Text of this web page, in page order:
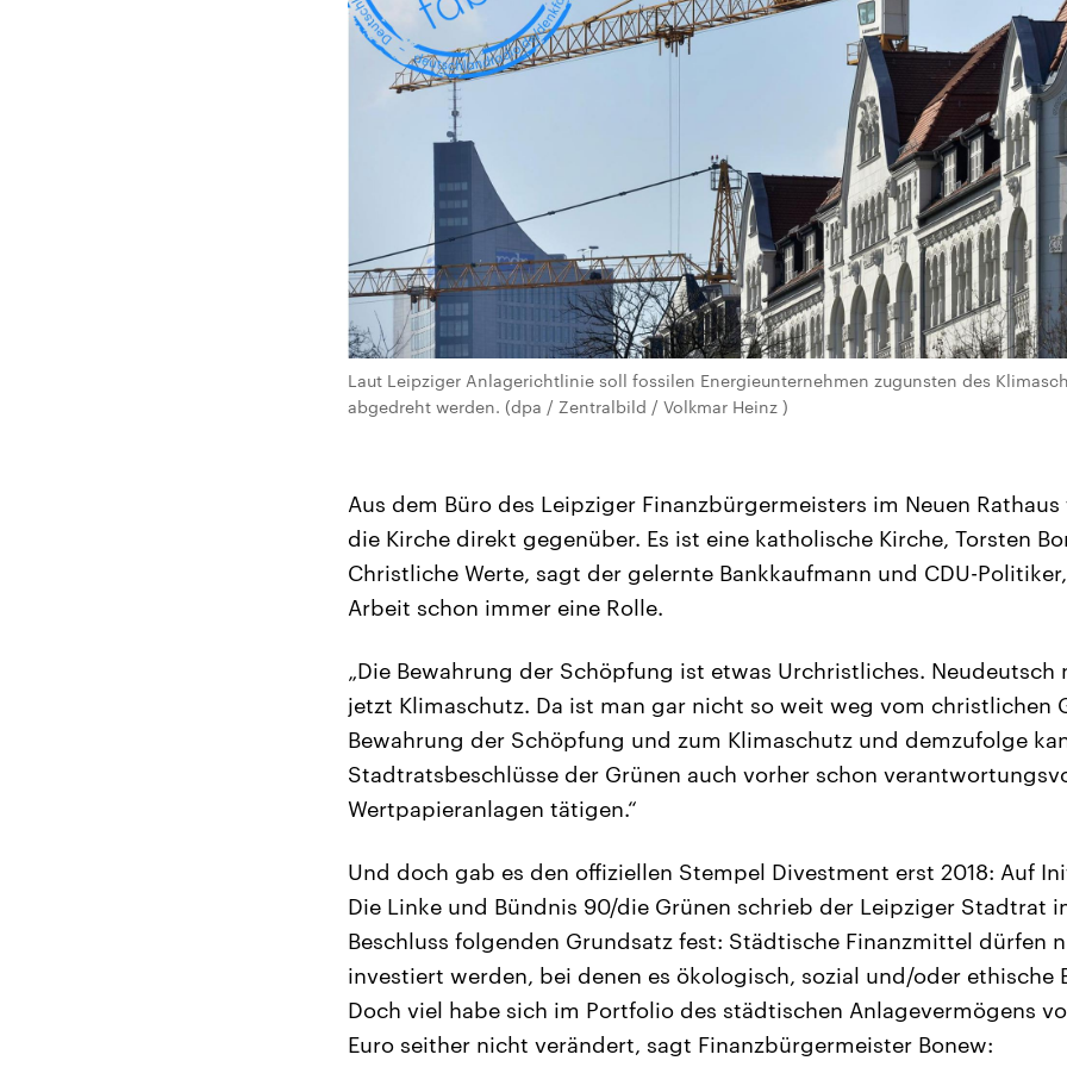
Laut Leipziger Anlagerichtlinie soll fossilen Energieunternehmen zugunsten des
abgedreht werden. (dpa / Zentralbild / Volkmar Heinz )
Aus dem Büro des Leipziger Finanzbürgermeisters im Neuen
die Kirche direkt gegenüber. Es ist eine katholische Kirche, Torsten
Christliche Werte, sagt der gelernte Bankkaufmann und CDU-
Arbeit schon immer eine Rolle.
„Die Bewahrung der Schöpfung ist etwas Urchristliches. Neudeutsch
jetzt Klimaschutz. Da ist man gar nicht so weit weg vom christlichen
Bewahrung der Schöpfung und zum Klimaschutz und demzufolge
Stadtratsbeschlüsse der Grünen auch vorher schon
Wertpapieranlagen tätigen.“
Und doch gab es den offiziellen Stempel Divestment erst 2018: Auf
Die Linke und Bündnis 90/die Grünen schrieb der Leipziger Stadtrat
Beschluss folgenden Grundsatz fest: Städtische Finanzmittel dürfen
investiert werden, bei denen es ökologisch, sozial und/oder ethische
Doch viel habe sich im Portfolio des städtischen Anlagevermögens
Euro seither nicht verändert, sagt Finanzbürgermeister Bonew: